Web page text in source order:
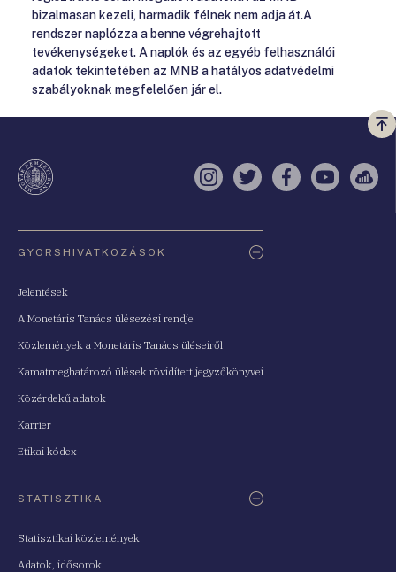
bizalmasan kezeli, harmadik félnek nem adja át.A
rendszer naplózza a benne végrehajtott
tevékenységeket. A naplók és az egyéb felhasználói
adatok tekintetében az MNB a hatályos adatvédelmi
szabályoknak megfelelően jár el.
a
Instagram
TwitterFacebook
YouTube
GYORSHIVATKOZÁSOK
Jelentések
A Monetáris Tanács ülésezési rendje
Közlemények a Monetáris Tanács üléseiről
Kamatmeghatározó ülések rövidített jegyzőkönyvei
Közérdekű adatok
Karrier
Etikai kódex
STATISZTIKA
Statisztikai közlemények
Adatok, idősorok